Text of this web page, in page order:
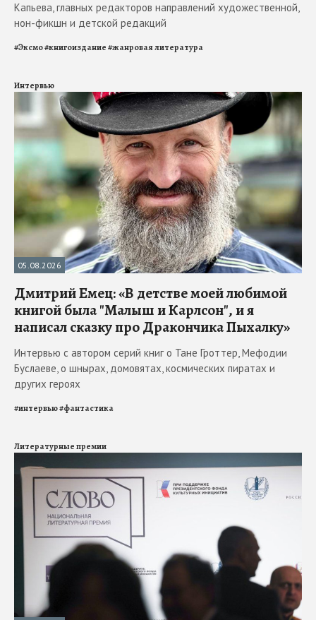
Капьева, главных редакторов направлений художественной,
нон-фикшн и детской редакций
#Эксмо#книгоиздание#жанровая литература
Интервью
05.08.2026
Дмитрий Емец: «В детстве моей любимой
книгой была "Малыш и Карлсон", и я
написал сказку про Дракончика Пыхалку»
Интервью с автором серий книг о Тане Гроттер, Мефодии
Буслаеве, о шнырах, домовятах, космических пиратах и
других героях
#интервью#фантастика
Литературные премии